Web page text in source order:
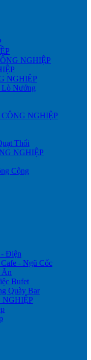
NGHIỆP
NGHIỆP
Nướng
NGHIỆP
Thổi
NGHIỆP
Cộng
Điện
- Ngũ Cốc
Ăn
Bufet
Quày Bar